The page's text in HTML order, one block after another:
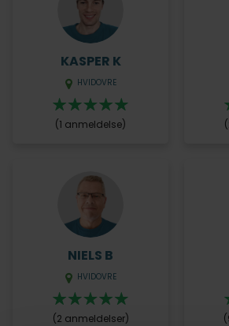
KASPER K
HVIDOVRE
(1 anmeldelse)
NIELS B
HVIDOVRE
(2 anmeldelser)